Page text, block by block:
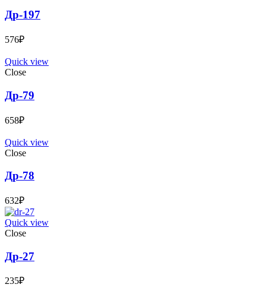
Др-197
576₽
Quick view
Close
Др-79
658₽
Quick view
Close
Др-78
632₽
Quick view
Close
Др-27
235₽